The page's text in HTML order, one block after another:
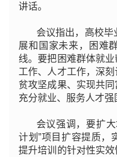
讲话。
会议指出，高校
展和国家未来，困难
线。要把困难群体就
工作、人才工作，深
贫攻坚成果、实现共
充分就业、服务人才强
会议强调，要扩
计划”项目扩容提质，
提升培训的针对性实